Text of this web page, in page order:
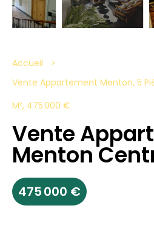
Accueil
Vente Appartement Menton, 5
M², 475 000 €
Vente
Menton
475 000 €